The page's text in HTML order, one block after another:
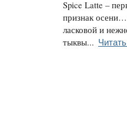
Spice Latte –
признак
ласковой и
тыквы...